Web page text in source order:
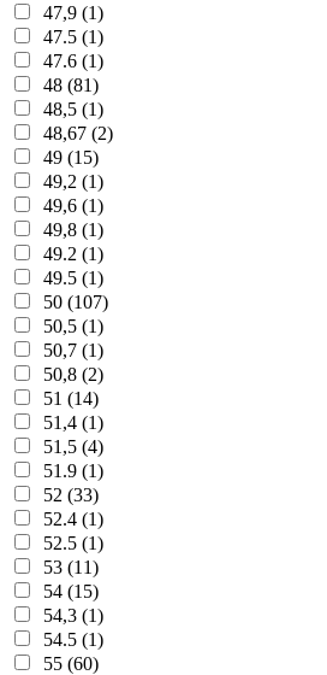
47,9 (1)
47.5 (1)
47.6 (1)
48 (81)
48,5 (1)
48,67 (2)
49 (15)
49,2 (1)
49,6 (1)
49,8 (1)
49.2 (1)
49.5 (1)
50 (107)
50,5 (1)
50,7 (1)
50,8 (2)
51 (14)
51,4 (1)
51,5 (4)
51.9 (1)
52 (33)
52.4 (1)
52.5 (1)
53 (11)
54 (15)
54,3 (1)
54.5 (1)
55 (60)